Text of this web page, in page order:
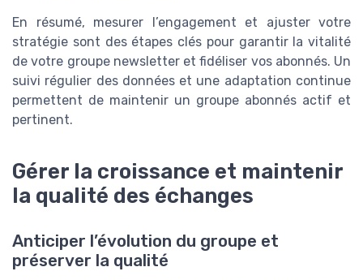
En résumé, mesurer l’engagement et ajuster votre
stratégie sont des étapes clés pour garantir la vitalité
de votre groupe newsletter et fidéliser vos abonnés. Un
suivi régulier des données et une adaptation continue
permettent de maintenir un groupe abonnés actif et
pertinent.
Gérer la croissance et maintenir
la qualité des échanges
Anticiper l’évolution du groupe et
préserver la qualité